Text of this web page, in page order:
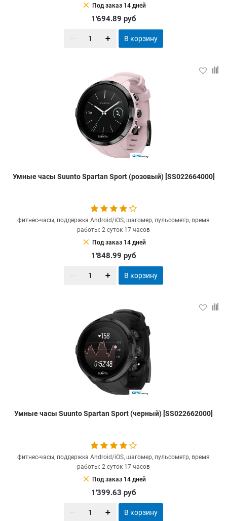
clear Под заказ 14 дней
1'694.89 руб
В корзину
Умные часы Suunto Spartan Sport (розовый) [SS022664000]
фитнес-часы, поддержка Android/iOS, шагомер, пульсометр, время
работы: 2 суток 17 часов
clear Под заказ 14 дней
1'848.99 руб
В корзину
Умные часы Suunto Spartan Sport (черный) [SS022662000]
фитнес-часы, поддержка Android/iOS, шагомер, пульсометр, время
работы: 2 суток 17 часов
clear Под заказ 14 дней
1'399.63 руб
В корзину